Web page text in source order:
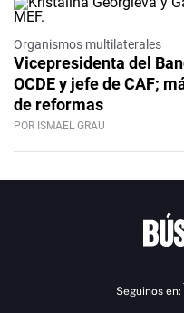
Organismos multilaterales
Vicepresidenta del
OCDE y jefe de CAF;
de reformas
POR ISMAEL GRAU
Seguinos en: